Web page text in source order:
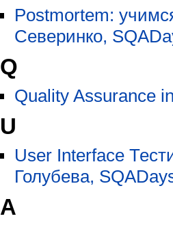
Postmortem:
Северинко,
Q
Quality Assurance
U
User Interface
Голубева,
А